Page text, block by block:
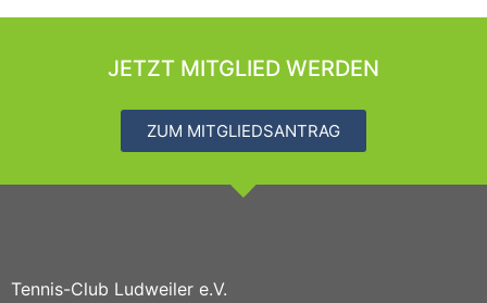
JETZT MITGLIED WERDEN
ZUM MITGLIEDSANTRAG
Tennis-Club Ludweiler e.V.